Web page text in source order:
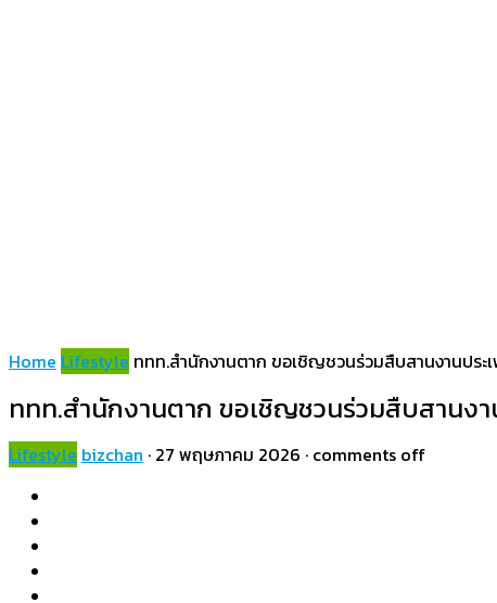
Home Lifestyle ททท.สำนักงานตาก ขอเชิญชวนร่วมสืบสานงานประ
ททท.สำนักงานตาก ขอเชิญชวนร่วมสืบสานงา
Lifestyle bizchan · 27 พฤษภาคม 2026 · comments off